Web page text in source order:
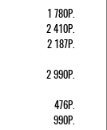
1 780Р.
2 410Р.
2 187Р.
2 990Р.
476Р.
990Р.